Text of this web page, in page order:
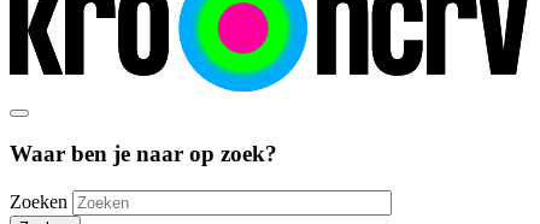
Waar ben je naar op zoek?
Zoeken